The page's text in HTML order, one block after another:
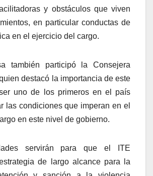
y obstáculos que viven
en particular conductas de
en el ejercicio del cargo.
también participó la Consejera
destacó la importancia de este
uno de los primeros en el país
las condiciones que imperan en el
en este nivel de gobierno.
servirán para que el ITE
de largo alcance para la